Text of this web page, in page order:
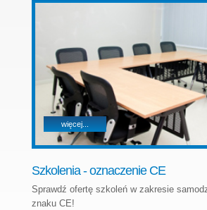
więcej...
Szkolenia - oznaczenie CE
Sprawdź ofertę szkoleń w zakresie
znaku CE!